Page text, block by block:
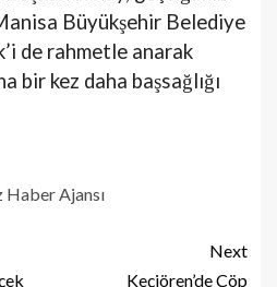
Büyükşehir Belediye
de rahmetle anarak
bir kez daha başsağlığı
Ajansı
Next
Keçiören’de Çöp